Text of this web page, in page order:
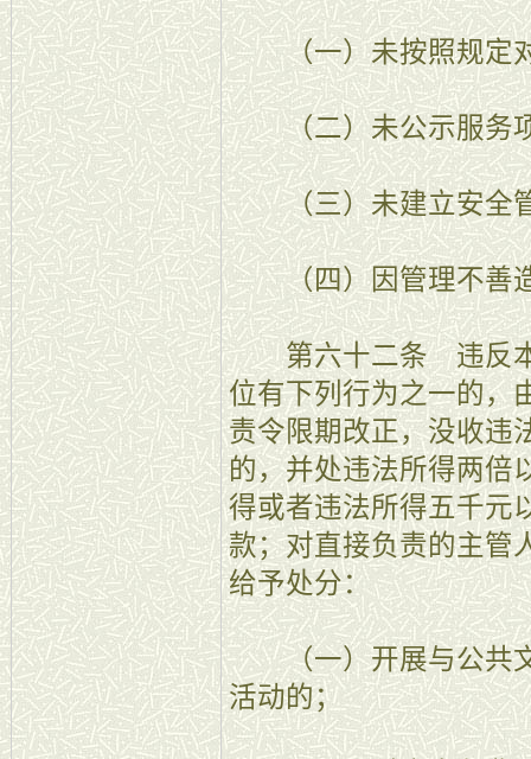
（一）未按照规定对
（二）未公示服务项
（三）未建立安全管
（四）因管理不善造
第六十二条 违反本
位有下列行为之一的，
责令限期改正，没收违
的，并处违法所得两倍
得或者违法所得五千元
款；对直接负责的主管
给予处分：
（一）开展与公共文
活动的；